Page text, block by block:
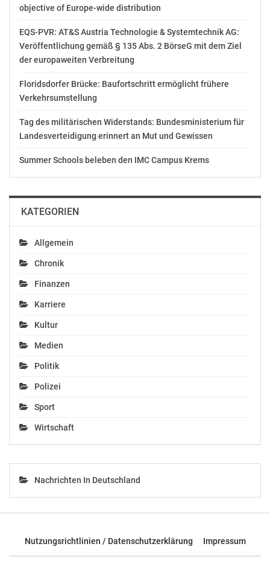
Rendi-Wagner: 500 Mio.
bedeutet Kürzung von
Gesundheitsleistungen
Mai 6, 2018
In "Politik"
objective of Europe-wide distribution
EQS-PVR: AT&S Austria Technologie & Systemtechnik AG:
Veröffentlichung gemäß § 135 Abs. 2 BörseG mit dem Ziel
der europaweiten Verbreitung
Floridsdorfer Brücke: Baufortschritt ermöglicht frühere
Verkehrsumstellung
Tag des militärischen Widerstands: Bundesministerium für
Landesverteidigung erinnert an Mut und Gewissen
Summer Schools beleben den IMC Campus Krems
KATEGORIEN
Allgemein
Chronik
Finanzen
Karriere
Kultur
Medien
Politik
Polizei
Sport
Wirtschaft
Nachrichten In Deutschland
Nutzungsrichtlinien / Datenschutzerklärung Impressum